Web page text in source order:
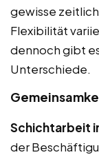
gewisse
Flexibilität
dennoch gibt
Unterschiede.
Schichtarbeit
der